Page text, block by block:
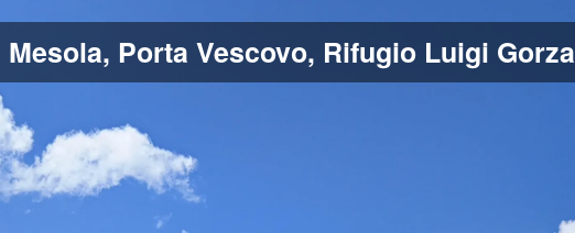
Porta Vescovo, Rifugio Luigi Gorza